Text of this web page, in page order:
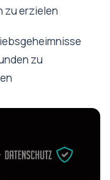
zu erzielen
zu